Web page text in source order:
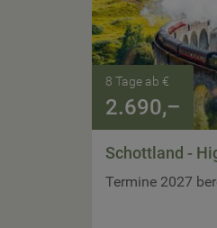
8 Tage ab €
2.690,–
Schottland -
Termine 2027